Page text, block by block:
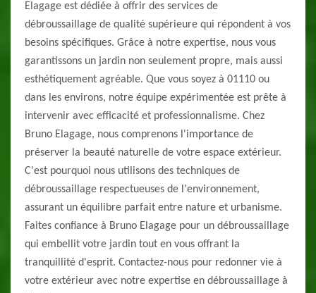
Elagage est dédiée à offrir des services de
débroussaillage de qualité supérieure qui répondent à vos
besoins spécifiques. Grâce à notre expertise, nous vous
garantissons un jardin non seulement propre, mais aussi
esthétiquement agréable. Que vous soyez à 01110 ou
dans les environs, notre équipe expérimentée est prête à
intervenir avec efficacité et professionnalisme. Chez
Bruno Elagage, nous comprenons l'importance de
préserver la beauté naturelle de votre espace extérieur.
C'est pourquoi nous utilisons des techniques de
débroussaillage respectueuses de l'environnement,
assurant un équilibre parfait entre nature et urbanisme.
Faites confiance à Bruno Elagage pour un débroussaillage
qui embellit votre jardin tout en vous offrant la
tranquillité d'esprit. Contactez-nous pour redonner vie à
votre extérieur avec notre expertise en débroussaillage à